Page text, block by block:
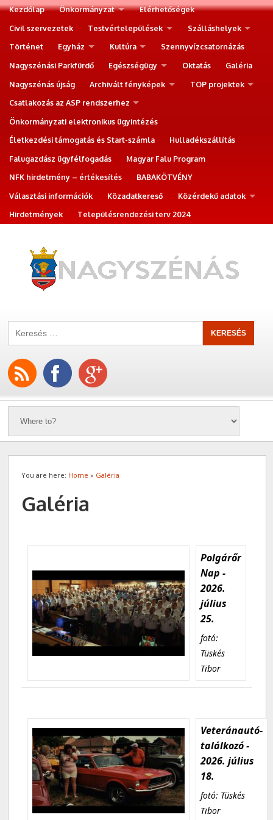
Kezdőlap Önkormányzat
Elérhetőségek
Civil szervezetek
Testvértelepülések
Szálláshelyek
Történet
Egyház Kultúra
Szennyvízcsatornázás
Nagyszénási Parkfürdő
Egészségügy Oktatás
Galéria
Nagyszénás újság
Archivált fényképek
TOP projektek
Csatlakozás az ASP rendszerhez
Önkormányzati elektronikus ügyintézés
Életkezdési támogatás és Start-számla
Hulladékszállítás
Falugazdász ügyfélfogadás
Magyar Falu Program
NFK hirdetmény – értékesítés
BABAKÖTVÉNY
Választási információk
Közadatkereső
Közérdekű adatok
Hirdetmények
Településrendezési terv 2024
You are here: Home » Galéria
Galéria
Polgárőr
Nap -
2026.
július
25.
fotó:
Tüskés
Tibor
Veteránautó-
találkozó -
2026. július
18.
fotó: Tüskés
Tibor